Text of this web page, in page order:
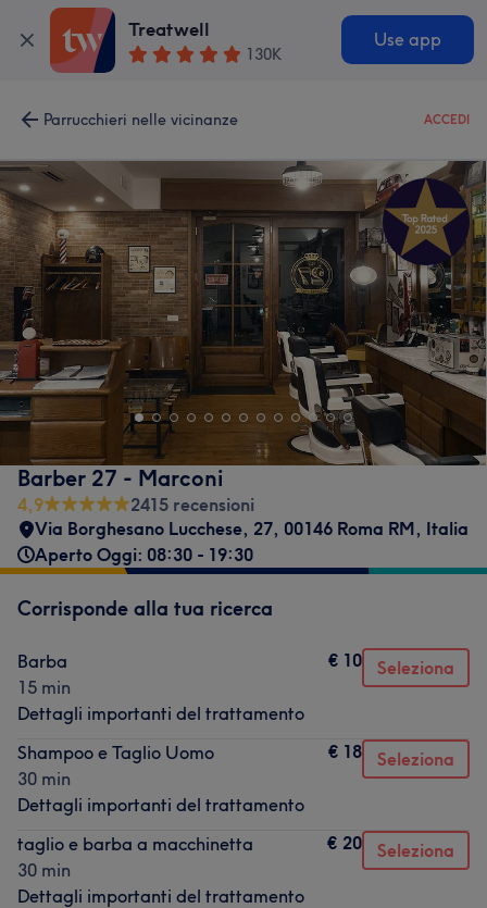
Treatwell
130K
Use app
Parrucchieri nelle vicinanze ACCEDI
Barber 27 - Marconi
4,9
2415 recensioni
Via Borghesano Lucchese, 27, 00146 Roma RM, Italia
Aperto Oggi: 08:30 - 19:30
Corrisponde alla tua ricerca
Barba
15 min
Dettagli importanti del trattamento
€ 10 Seleziona
Shampoo e Taglio Uomo
30 min
Dettagli importanti del trattamento
€ 18 Seleziona
taglio e barba a macchinetta
30 min
Dettagli importanti del trattamento
€ 20 Seleziona